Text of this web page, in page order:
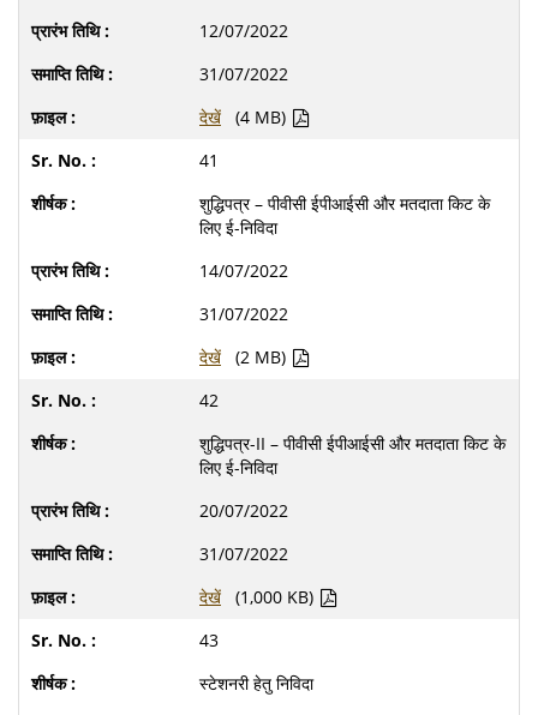
12/07/2022
31/07/2022
देखें
(4 MB)
41
शुद्धिपत्र – पीवीसी ईपीआईसी और मतदाता किट के
लिए ई-निविदा
14/07/2022
31/07/2022
देखें
(2 MB)
42
शुद्धिपत्र-II – पीवीसी ईपीआईसी और मतदाता किट के
लिए ई-निविदा
20/07/2022
31/07/2022
देखें
(1,000 KB)
43
स्टेशनरी हेतु निविदा